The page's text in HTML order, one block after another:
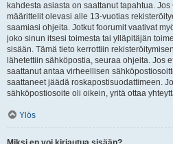
kahdesta asiasta on saattanut tapahtua.
määrittelit olevasi alle 13-vuotias
saamiasi ohjeita. Jotkut foorumit vaativat
joko sinun itsesi toimesta tai ylläpitäjän
sisään. Tämä tieto kerrottiin
lähetettiin sähköpostia, seuraa ohjeita. Jos
saattanut antaa virheellisen
saattaneet jäädä roskapostisuodattimeen.
sähköpostiosoite oli oikein, yritä ottaa
Ylös